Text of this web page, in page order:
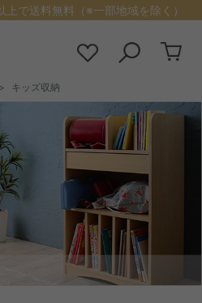
で送料無料（※一部地域を除く）
キッズ収納